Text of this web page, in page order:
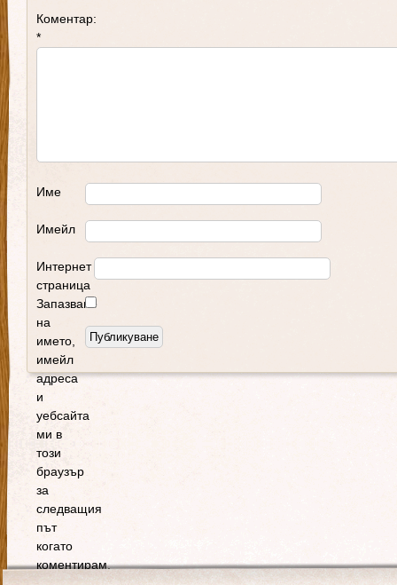
Коментар:
*
Име
Имейл
Интернет
страница
Запазване
на
името,
имейл
адреса
и
уебсайта
ми в
този
браузър
за
следващия
път
когато
коментирам.